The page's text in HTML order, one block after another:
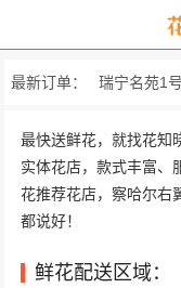
最新订单： 瑞宁名苑1
察哈尔右翼
平地泉镇平
最快送鲜花，就找花知
实体花店，款式丰富、
花推荐花店，察哈尔右
都说好！
鲜花配送区域：